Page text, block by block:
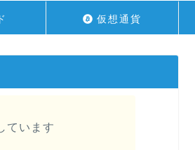
仮想通貨
ています